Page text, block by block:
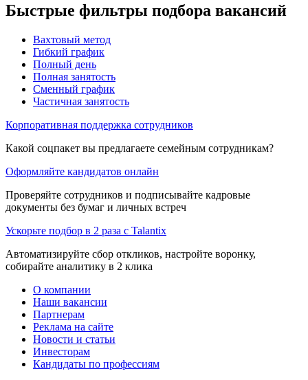
Быстрые фильтры подбора вакансий
Вахтовый метод
Гибкий график
Полный день
Полная занятость
Сменный график
Частичная занятость
Корпоративная поддержка сотрудников
Какой соцпакет вы предлагаете семейным сотрудникам?
Оформляйте кандидатов онлайн
Проверяйте сотрудников и подписывайте кадровые
документы без бумаг и личных встреч
Ускорьте подбор в 2 раза с Talantix
Автоматизируйте сбор откликов, настройте воронку,
собирайте аналитику в 2 клика
О компании
Наши вакансии
Партнерам
Реклама на сайте
Новости и статьи
Инвесторам
Кандидаты по профессиям